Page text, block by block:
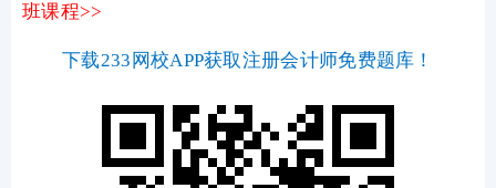
班课程>>
下载233网校APP获取注册会计师免费题库！